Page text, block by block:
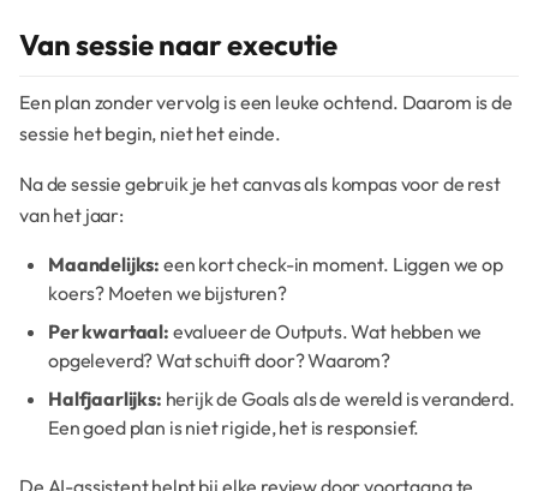
Van sessie naar executie
Een plan zonder vervolg is een leuke ochtend. Daarom is de
sessie het begin, niet het einde.
Na de sessie gebruik je het canvas als kompas voor de rest
van het jaar:
Maandelijks: een kort check-in moment. Liggen we op
koers? Moeten we bijsturen?
Per kwartaal: evalueer de Outputs. Wat hebben we
opgeleverd? Wat schuift door? Waarom?
Halfjaarlijks: herijk de Goals als de wereld is veranderd.
Een goed plan is niet rigide, het is responsief.